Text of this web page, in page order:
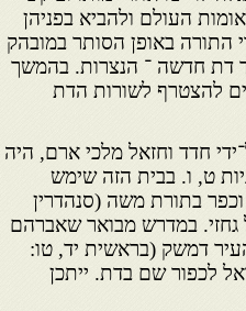
העולם ולהביא בפניהן
התורה באופן הסותר במובהק
דת חדשה ־ הנצרות. בהמשך
להצטרף לשורות הדת
חדד וחזאל מלכי ארם, היה
ט, ו. בבית הזה שימש
בתורת משה (סנהדרין
גחזי. במדרש מבואר שאברהם
דמשק (בראשית יד, טו:
לכפור שם בדת. ייתכן